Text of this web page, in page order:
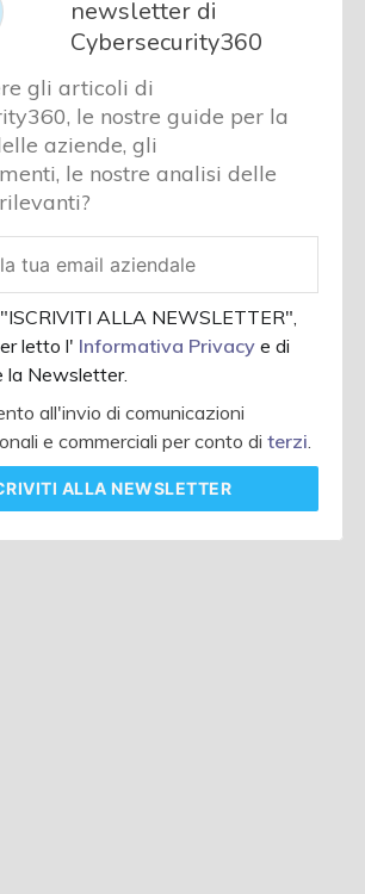
newsletter di
Cybersecurity360
gli articoli di
le nostre guide per la
aziende, gli
le nostre analisi delle
ALLA NEWSLETTER",
letto l' Informativa Privacye di
la Newsletter.
all'invio di comunicazioni
e commerciali per conto diterzi.
ALLA NEWSLETTER